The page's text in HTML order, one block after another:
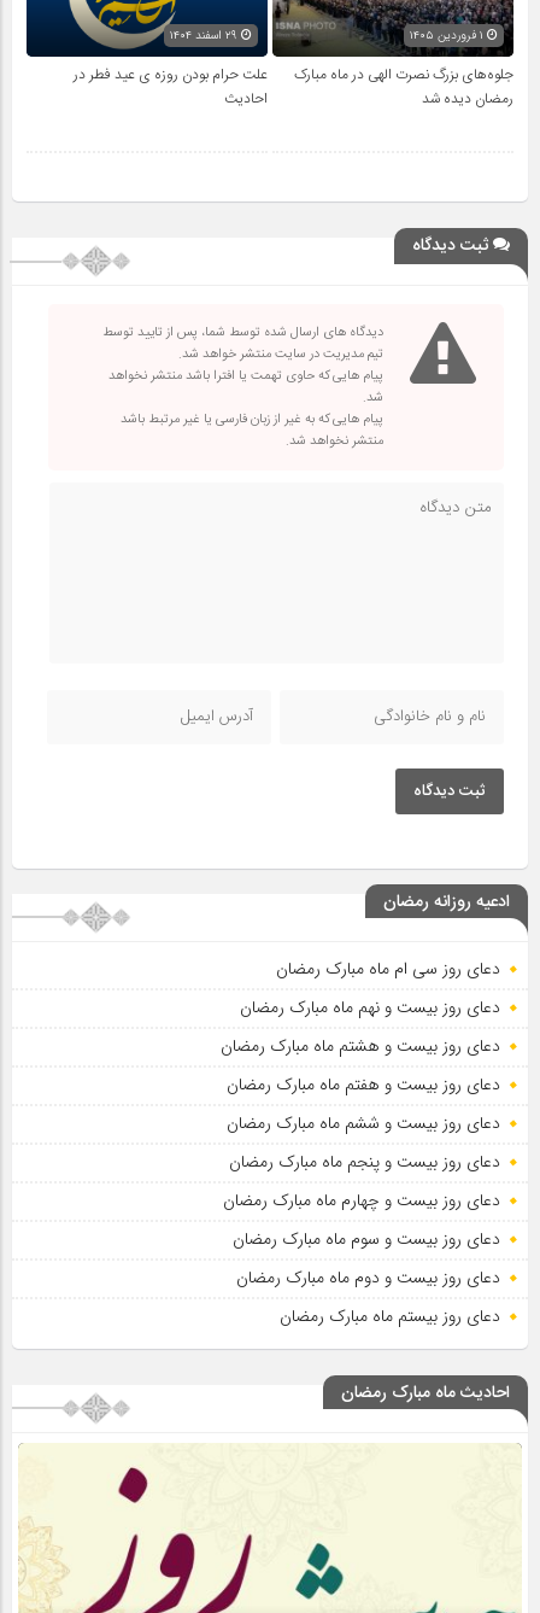
جلوه‌های بزرگ نصرت الهی در ماه مبارک
رمضان دیده شد
علت حرام بودن روزه ی عید فطر در
احادیث
ثبت دیدگاه
دیدگاه های ارسال شده توسط شما، پس از تایید توسط
تیم مدیریت در سایت منتشر خواهد شد.
پیام هایی که حاوی تهمت یا افترا باشد منتشر نخواهد
شد.
پیام هایی که به غیر از زبان فارسی یا غیر مرتبط باشد
منتشر نخواهد شد.
ثبت دیدگاه
ادعیه روزانه رمضان
دعای روز سی ام ماه مبارک رمضان
دعای روز بیست و نهم ماه مبارک رمضان
دعای روز بیست و هشتم ماه مبارک رمضان
دعای روز بیست و هفتم ماه مبارک رمضان
دعای روز بیست و ششم ماه مبارک رمضان
دعای روز بیست و پنجم ماه مبارک رمضان
دعای روز بیست و چهارم ماه مبارک رمضان
دعای روز بیست و سوم ماه مبارک رمضان
دعای روز بیست و دوم ماه مبارک رمضان
دعای روز بیستم ماه مبارک رمضان
احادیث ماه مبارک رمضان